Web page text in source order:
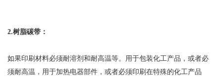
2.树脂碳带：
如果印刷材料必须耐溶剂和耐高温等。用于包装化工产品，或者必
须耐高温，用于加热电器部件，或者必须印刷在特殊的化工产品